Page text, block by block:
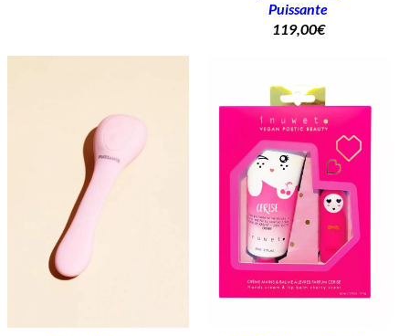
Puissante
119,00€